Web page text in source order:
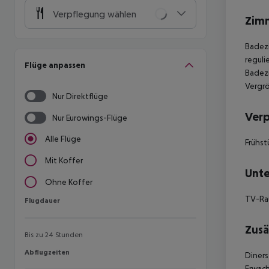
Verpflegung wählen
Flüge anpassen
Nur Direktflüge
Nur Eurowings-Flüge
Alle Flüge
Mit Koffer
Ohne Koffer
Flugdauer
Flugdauer
Bis zu 24 Stunden
Abflugzeiten
Abflugzeiten
TV-